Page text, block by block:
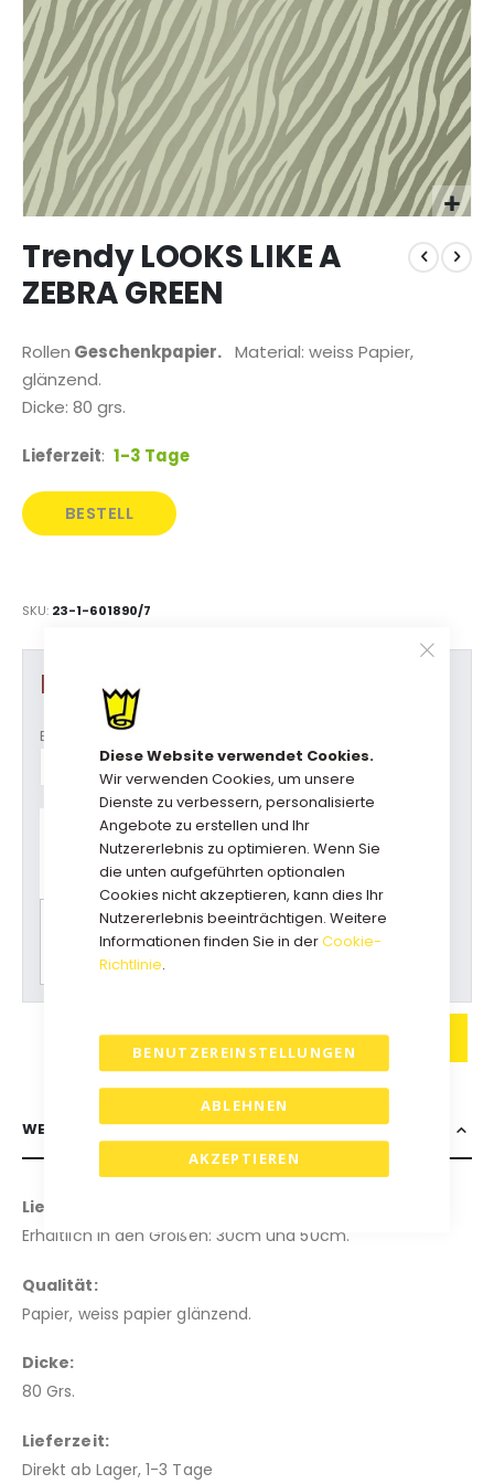
Diese Website verwendet Cookies.
Wir verwenden Cookies, um unsere
Dienste zu verbessern, personalisierte
Angebote zu erstellen und Ihr
Nutzererlebnis zu optimieren. Wenn Sie
die unten aufgeführten optionalen
Cookies nicht akzeptieren, kann dies Ihr
Nutzererlebnis beeinträchtigen. Weitere
Informationen finden Sie in derCookie-
Richtlinie.
AKZEPTIEREN
BENUTZEREINSTELLUNGEN
ABLEHNEN
Anfang
der
Bildgalerie
Trendy LOOKS LIKE A
ZEBRA GREEN
Rollen Geschenkpapier. Material: weiss Papier,
glänzend.
Dicke: 80 grs.
Lieferzeit: 1-3 Tage
BESTELL
SKU 23-1-601890/7
Produkt Optionen
Breite
Haben Sie Fragen zu diesem
Produkt?
Rufen Sie uns an: +31(0)73-5229800
kundendienst@geschenkboxdirekt.de
Bitte wählen Sie zuerst alle Optionen für einen
Preisvorschlag.
IN DEN WARENKORB
WEITERE INFORMATIONEN
Lieferbare Größen:
Erhältlich in den Größen: 30cm und 50cm.
Qualität:
Papier, weiss papier glänzend.
Dicke:
80 Grs.
Lieferzeit:
Direkt ab Lager, 1-3 Tage